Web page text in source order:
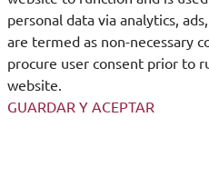
personal data via analytics,
are termed as non-necessary
procure user consent prior to
website.
GUARDAR Y ACEPTAR